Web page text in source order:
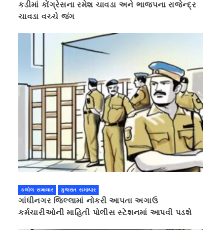
કડીમાં કોંગ્રેસના રમેશ ચાવડા અને ભાજપના રાજેન્દ્ર
ચાવડા વચ્ચે જંગ
કલોલ સમાચાર ગુજરાત સમાચાર
ગાંધીનગર જિલ્લામાં નોકરી આપતા અગાઉ
કર્મચારીઓની માહિતી પોલીસ સ્ટેશનમાં આપવી પડશે